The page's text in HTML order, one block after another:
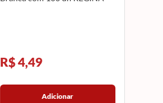
R$ 4,49
Adicionar